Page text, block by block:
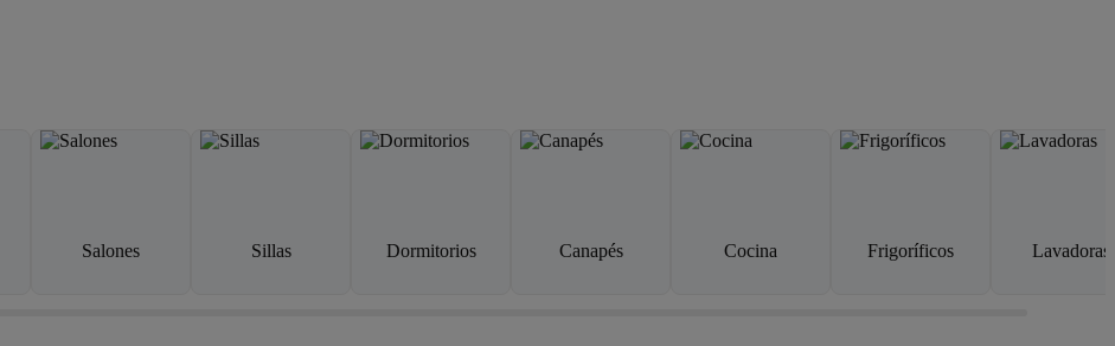
Salones Sillas Dormitorios Canapés Cocina Frigoríficos Lavadoras